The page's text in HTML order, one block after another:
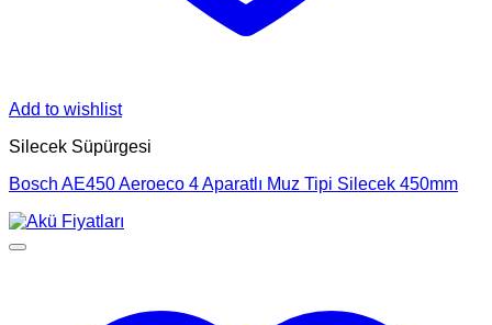
Add to wishlist
Silecek Süpürgesi
Bosch AE450 Aeroeco 4 Aparatlı Muz Tipi Silecek 450mm